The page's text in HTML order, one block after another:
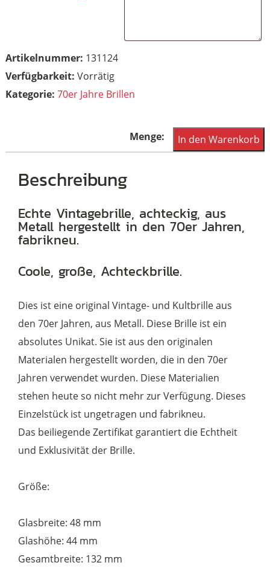
Artikelnummer: 131124
Vorrätig
Kategorie: 70er Jahre Brillen
Achteckige
Vintagebrille
70er
Jahren
In den Warenkorb
Beschreibung
Echte Vintagebrille, achteckig, aus
Metall hergestellt in den 70er Jahren,
fabrikneu.
Coole, große, Achteckbrille.
Dies ist eine original Vintage- und Kultbrille aus
den 70er Jahren, aus Metall. Diese Brille ist ein
absolutes Unikat. Sie ist aus den originalen
Materialen hergestellt worden, die in den 70er
Jahren verwendet wurden. Diese Materialien
stehen heute so nicht mehr zur Verfügung. Dieses
Einzelstück ist ungetragen und fabrikneu.
Das beiliegende Zertifikat garantiert die Echtheit
und Exklusivität der Brille.
Größe:
Glasbreite: 48 mm
Glashöhe: 44 mm
Gesamtbreite: 132 mm